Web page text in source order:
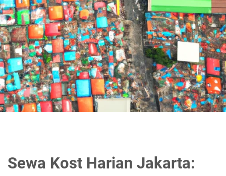
Sewa Kost Harian Jakarta: